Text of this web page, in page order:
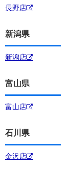
長野店
新潟県
新潟店
富山県
富山店
石川県
金沢店